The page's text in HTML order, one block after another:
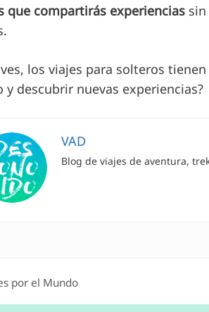
que compartirás experiencias
los viajes para solteros
y descubrir nuevas experiencias?
VAD
Blog de viajes de aventura,
por el Mundo